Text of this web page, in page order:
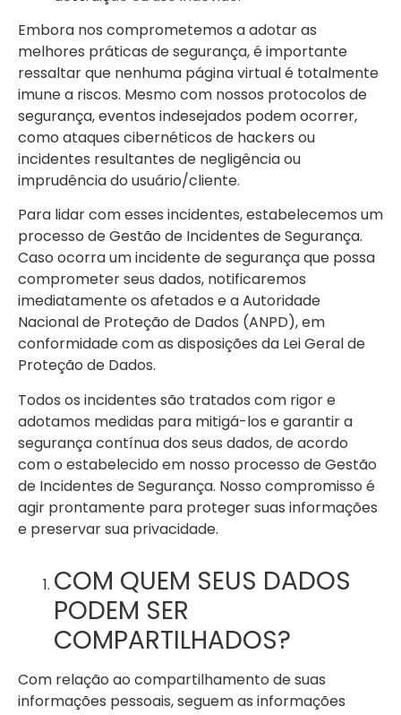
Embora nos comprometemos a adotar as
melhores práticas de segurança, é importante
ressaltar que nenhuma página virtual é totalmente
imune a riscos. Mesmo com nossos protocolos de
segurança, eventos indesejados podem ocorrer,
como ataques cibernéticos de hackers ou
incidentes resultantes de negligência ou
imprudência do usuário/cliente.
Para lidar com esses incidentes, estabelecemos um
processo de Gestão de Incidentes de Segurança.
Caso ocorra um incidente de segurança que possa
comprometer seus dados, notificaremos
imediatamente os afetados e a Autoridade
Nacional de Proteção de Dados (ANPD), em
conformidade com as disposições da Lei Geral de
Proteção de Dados.
Todos os incidentes são tratados com rigor e
adotamos medidas para mitigá-los e garantir a
segurança contínua dos seus dados, de acordo
com o estabelecido em nosso processo de Gestão
de Incidentes de Segurança. Nosso compromisso é
agir prontamente para proteger suas informações
e preservar sua privacidade.
COM QUEM SEUS DADOS
PODEM SER
COMPARTILHADOS?
Com relação ao compartilhamento de suas
informações pessoais, seguem as informações